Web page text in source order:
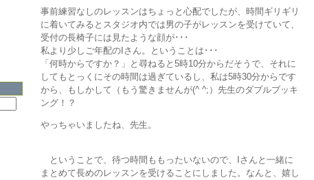
事前練習なしのレッスンはちょっと心配でしたが、時間ギリギリ
に着いてみるとスタジオ内では男の子がレッスンを受けていて、
受付の長椅子には見たような顔が･･･
私より少しご年配のIさん。ということは･･･
「何時からですか？」と尋ねると5時10分からだそうで、それに
してもとっくにその時間は過ぎているし、私は5時30分からです
から、もしかして（もう驚きませんが(^ ^;）先生のダブルブッキ
ング！？
やっちゃいましたね、先生。
ということで、待つ時間ももったいないので、Iさんと一緒に
まとめて長めのレッスンを受けることにしました。なんと、嬉し